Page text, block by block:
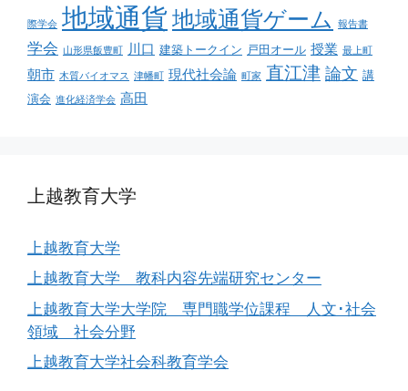
際学会 地域通貨地域通貨ゲーム 報告書
学会 山形県飯豊町 川口 建築トークイン 戸田オール 授業 最上町
朝市 木質バイオマス 津幡町 現代社会論 町家 直江津 論文 講
演会 進化経済学会 高田
上越教育大学
上越教育大学
上越教育大学 教科内容先端研究センター
上越教育大学大学院 専門職学位課程 人文･社会
領域 社会分野
上越教育大学社会科教育学会